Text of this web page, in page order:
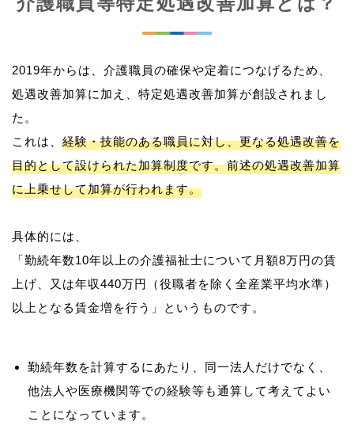
2019年からは、介護職員の確保や定着につなげるため、
処遇改善加算に加え、特定処遇改善加算が創設されまし
た。
これは、 経験・技能のある職員に対し、更なる処遇改善を
目的として設けられた加算制度です。前述の処遇改善加算
に上乗せして加算が行われます。
具体的には、
「勤続年数10年以上の介護福祉士について月額8万円の賃
上げ、又は年収440万円（役職者を除く全産業平均水準）
勤続年数を計算するにあたり、同一法人だけでなく、
他法人や医療機関等での経験等も通算して考えてよい
ことになっています。